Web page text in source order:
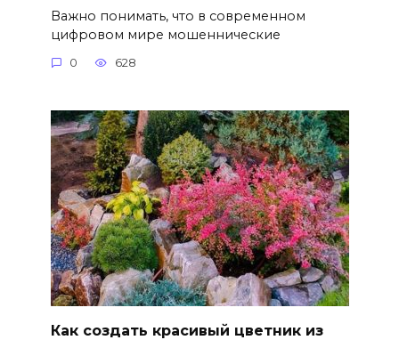
Важно понимать, что в современном
цифровом мире мошеннические
0 628
Как создать красивый цветник из